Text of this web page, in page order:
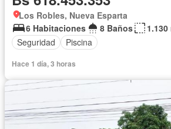
Los Robles, Nueva Esparta
6 Habitaciones
8 Baños
1.130
Seguridad
Piscina
Hace 1 día, 3 horas